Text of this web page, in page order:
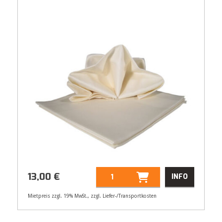
Artikelnummer
21202
13,00 € INFO
Mietpreis zzgl. 19% MwSt., zzgl. Liefer-/Transportkosten